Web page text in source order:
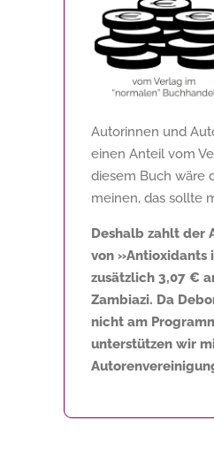
Autorinnen und
einen Anteil vom
diesem Buch wäre
meinen, das sollte
Deshalb zahlt der
von »Antioxidants
zusätzlich 3,07 €
Zambiazi. Da
nicht am
unterstützen wir